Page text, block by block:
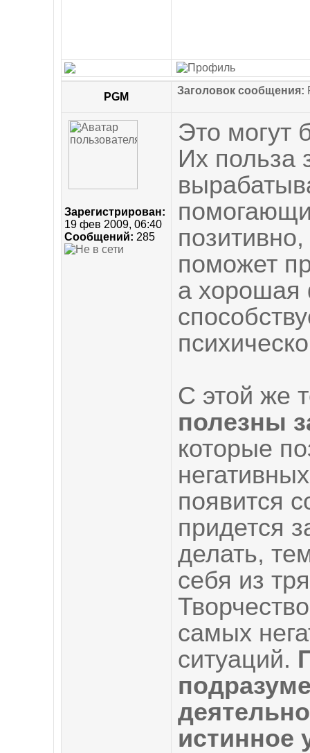
PGM
Заголовок сообщения:
Зарегистрирован:
19 фев 2009, 06:40
Сообщений: 285
Это могут
Их польза
поможет
а хорошая
С этой же
полезны з
которые
появится
придется
делать,
себя из
самых
ситуаций.
истинное